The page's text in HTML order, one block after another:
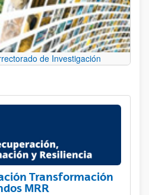
de Investigación
Transformación
MRR